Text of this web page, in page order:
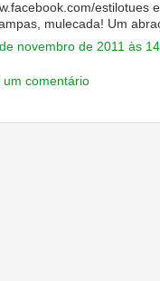
estilotues
mulecada! Um
novembro de 2011 às
um comentário